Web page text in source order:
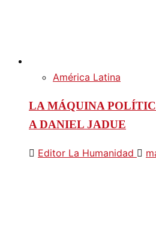
América Latina
LA MÁQUINA
A DANIEL JADUE
Editor La Humanidad